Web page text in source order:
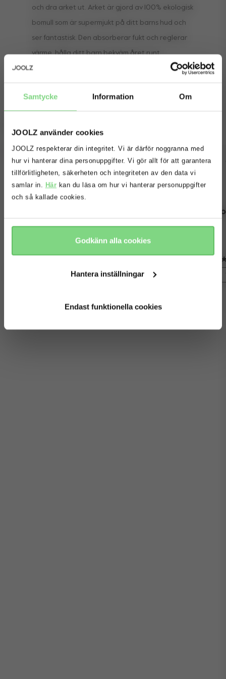
Samtycke Information Om
JOOLZ använder cookies
JOOLZ respekterar din integritet. Vi är därför noggranna med
hur vi hanterar dina personuppgifter. Vi gör allt för att garantera
tillförlitligheten, säkerheten och integriteten av den data vi
samlar in. Här kan du läsa om hur vi hanterar personuppgifter
och så kallade cookies.
Godkänn alla cookies
Hantera inställningar
Endast funktionella cookies
och dra arket ut. Arket är gjord av 100% ekologisk
bomull som är supermjukt på ditt barns hud och
ser fantastisk. Den absorberar fukt och reglerar
värme, hålla ditt barn bekväm året runt.
Kombinera detta blad med en matchande
av Joolz Essentials insamling, ett naturligt sätt att
låta ditt barn, och planeten, vet du bryr dig.
Complete your ride
Outlet -20%
Finns i fler färger
visa detaljer
kr 599
visa detaljer
Oops! Det ser ut som att du är på
fel webbplats. Vill du att vi ska
omdirigera dig till rätt webbplats?
nej tack
fortsätt